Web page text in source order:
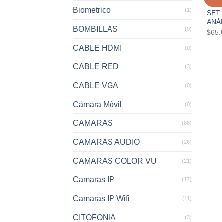
Biometrico (1)
BOMBILLAS (0)
CABLE HDMI (0)
CABLE RED (3)
CABLE VGA (0)
Cámara Móvil (0)
CAMARAS (88)
CAMARAS AUDIO (26)
CAMARAS COLOR VU (21)
Camaras IP (17)
Camaras IP Wifi (11)
CITOFONIA (3)
SET
$